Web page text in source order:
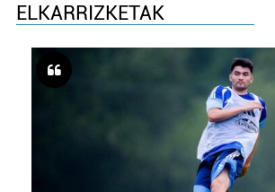
ELKARRIZKETAK